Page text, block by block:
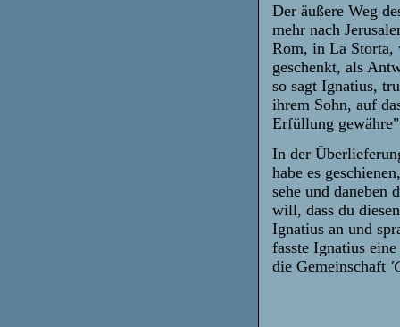
Der äußere Weg
mehr nach
Rom, in La Storta,
geschenkt, als
so sagt Ignatius,
ihrem Sohn, auf
Erfüllung
In der
habe es
sehe und daneben
will, dass du
Ignatius an und
fasste Ignatius
die Gemeinschaft